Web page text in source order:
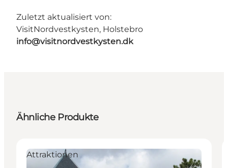
Zuletzt aktualisiert von:
VisitNordvestkysten, Holstebro
info@visitnordvestkysten.dk
Ähnliche Produkte
Attraktionen